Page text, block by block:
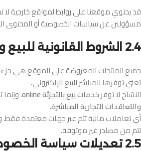
قد يحتوي موقعنا على روابط لمواقع خارجية لا
مسؤولين عن سياسات الخصوصية أو المحتوى
2.4 الشروط القانونية للبيع والتوزيع
جميع المنتجات المعروضة على الموقع هي جزء
تعني توفرها المباشر للبيع الإلكتروني.
النسّاج لا توفرخدمات بيع بالتجزئة online ،
والتعاقدات التجارية المباشرة.
أي تعاملات مالية تتم عبر جهات معتمدة
تتم من مصادر غير موثوقة.
2.5 تعديلات سياسة